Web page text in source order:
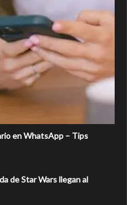
en WhatsApp – Tips
de Star Wars llegan al